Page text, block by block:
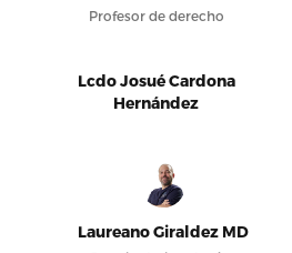
Profesor de derecho
Lcdo Josué Cardona
Hernández
Laureano Giraldez MD